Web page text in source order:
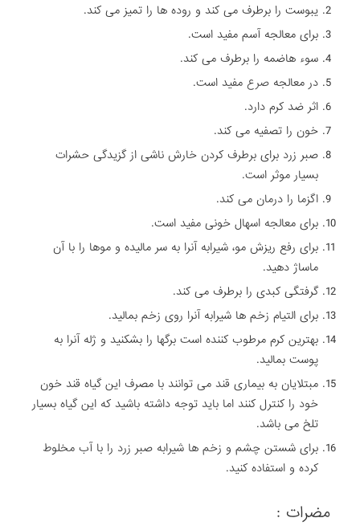
یبوست را برطرف می کند و روده ها را تمیز می کند.
برای معالجه آسم مفید است.
سوء هاضمه را برطرف می کند.
در معالجهصرع مفید است.
اثر ضد کرم دارد.
خون را تصفیه می کند.
صبر زرد برای برطرف کردن خارش ناشی از گزیدگی حشرات
بسیار موثر است.
اگزما را درمان می کند.
برای معالجه اسهال خونی مفید است.
برای رفع ریزش مو، شیرابه آنرا به سر مالیده و موها را با آن
ماساژ دهید.
گرفتگی کبدی را برطرف می کند.
برای التیام زخم ها شیرابه آنرا روی زخم بمالید.
بهترین کرم مرطوب کننده است برگها را بشکنید و ژله آنرا به
پوست بمالید.
مبتلایان به بیماری قند می توانند با مصرف این گیاه قند خون
خود را کنترل کنند اما باید توجه داشته باشید که این گیاه بسیار
تلخ می باشد.
برای شستن چشم و زخم ها شیرابه صبر زرد را با آب مخلوط
کرده و استفاده کنید.
مضرات :